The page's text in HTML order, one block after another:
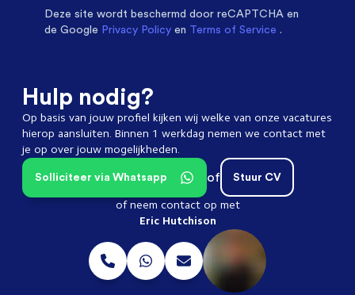
Deze site wordt beschermd door reCAPTCHA en
de Google Privacy Policy en Terms of Service .
Hulp nodig?
Op basis van jouw profiel kijken wij welke van onze vacatures
hierop aansluiten. Binnen 1 werkdag nemen we contact met
je op over jouw mogelijkheden.
Stuur CV
of
Solliciteer via Whatsapp
of neem contact op met
Eric Hutchison